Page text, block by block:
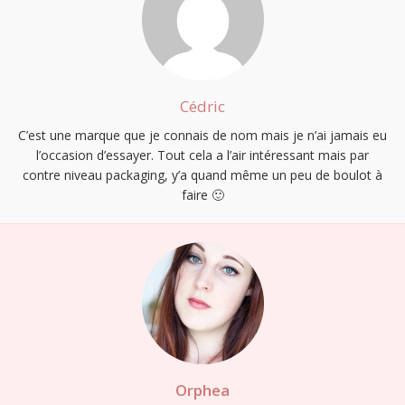
Cédric
C’est une marque que je connais de nom mais je n’ai jamais eu
l’occasion d’essayer. Tout cela a l’air intéressant mais par
contre niveau packaging, y’a quand même un peu de boulot à
faire 🙂
Orphea